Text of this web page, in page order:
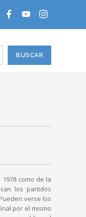
como de la
los partidos
verse los
por el mismo